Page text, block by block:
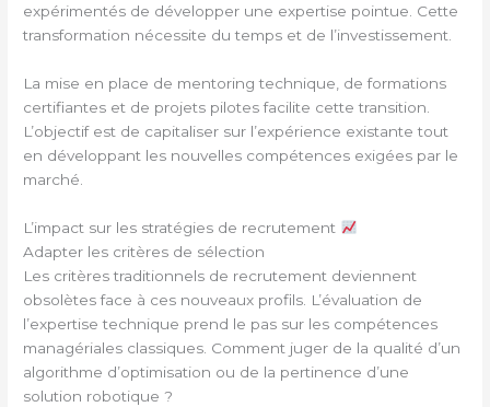
expérimentés de développer une expertise pointue. Cette
transformation nécessite du temps et de l’investissement.
La mise en place de mentoring technique, de formations
certifiantes et de projets pilotes facilite cette transition.
L’objectif est de capitaliser sur l’expérience existante tout
en développant les nouvelles compétences exigées par le
marché.
L’impact sur les stratégies de recrutement
Adapter les critères de sélection
Les critères traditionnels de recrutement deviennent
obsolètes face à ces nouveaux profils. L’évaluation de
l’expertise technique prend le pas sur les compétences
managériales classiques. Comment juger de la qualité d’un
algorithme d’optimisation ou de la pertinence d’une
solution robotique ?